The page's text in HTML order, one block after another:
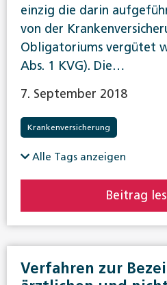
einzig die darin
von der
Obligatoriums vergütet
Abs. 1 KVG). Die…
7. September 2018
Krankenversicherung
Alle Tags anzeigen
Beitrag
Verfahren zur